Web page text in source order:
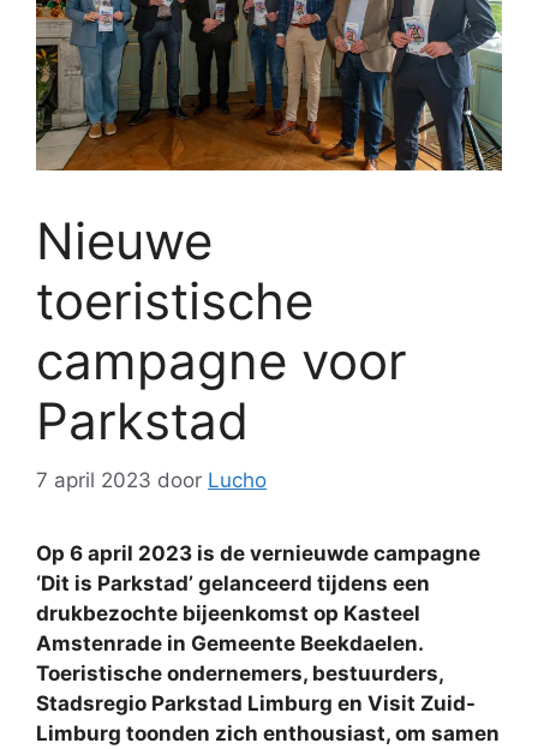
Nieuwe
toeristische
campagne voor
Parkstad
7 april 2023 door Lucho
Op 6 april 2023 is de vernieuwde campagne
‘Dit is Parkstad’ gelanceerd tijdens een
drukbezochte bijeenkomst op Kasteel
Amstenrade in Gemeente Beekdaelen.
Toeristische ondernemers, bestuurders,
Stadsregio Parkstad Limburg en Visit Zuid-
Limburg toonden zich enthousiast, om samen